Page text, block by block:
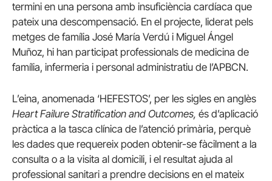
termini en una persona amb insuficiència cardíaca que
pateix una descompensació. En el projecte, liderat pels
metges de família José María Verdú i Miguel Ángel
Muñoz, hi han participat professionals de medicina de
família, infermeria i personal administratiu de l’APBCN.
L’eina, anomenada ‘HEFESTOS’, per les sigles en anglès
Heart Failure Stratification and Outcomes, és d’aplicació
pràctica a la tasca clínica de l’atenció primària, perquè
les dades que requereix poden obtenir-se fàcilment a la
consulta o a la visita al domicili, i el resultat ajuda al
professional sanitari a prendre decisions en el mateix